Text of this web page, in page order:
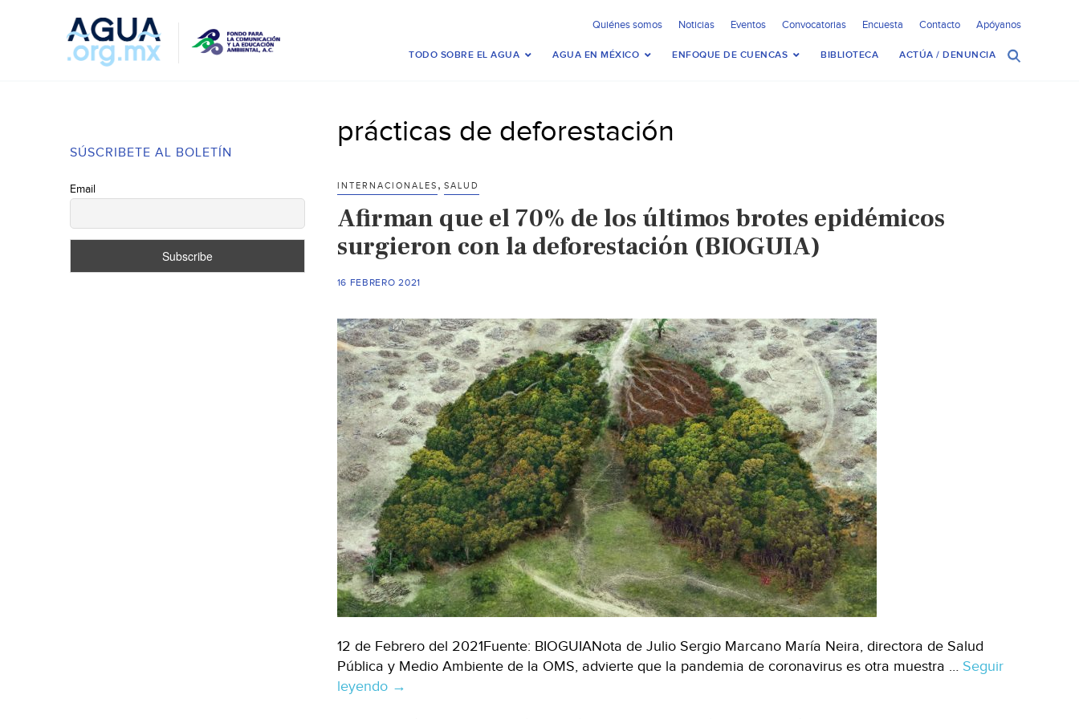
Quiénes somos Noticias Eventos Convocatorias Encuesta Contacto Apóyanos
TODO SOBRE EL AGUA AGUA EN MÉXICO ENFOQUE DE CUENCAS BIBLIOTECA ACTÚA / DENUNCIA
SÚSCRIBETE AL BOLETÍN
Email
prácticas de deforestación
INTERNACIONALES , SALUD
Afirman que el 70% de los últimos brotes epidémicos
surgieron con la deforestación (BIOGUIA)
16 FEBRERO 2021
12 de Febrero del 2021Fuente: BIOGUIANota de Julio Sergio Marcano María Neira, directora de Salud
Pública y Medio Ambiente de la OMS, advierte que la pandemia de coronavirus es otra muestra … Seguir
leyendo Afirman
→